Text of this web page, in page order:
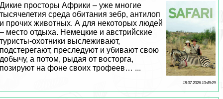
Дикие просторы Африки – уже многие
тысячелетия среда обитания зебр, антилоп
и прочих животных. А для некоторых людей
– место отдыха. Немецкие и австрийские
туристы-охотники выслеживают,
подстерегают, преследуют и убивают свою
добычу, а потом, рыдая от восторга,
позируют на фоне своих трофеев… ...
18 07 2026 10:49:29